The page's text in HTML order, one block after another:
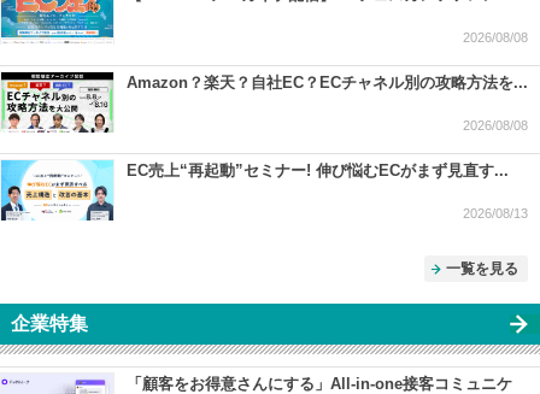
2026/08/08
Amazon？楽天？自社EC？ECチャネル別の攻略方法を...
2026/08/08
EC売上“再起動”セミナー! 伸び悩むECがまず見直す...
2026/08/13
一覧を見る
企業特集
「顧客をお得意さんにする」All-in-one接客コミュニケ